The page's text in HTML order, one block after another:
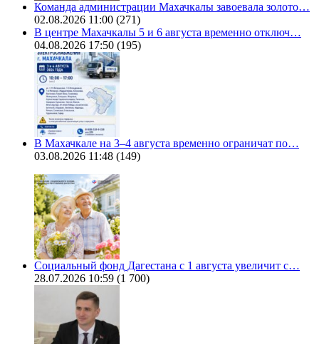
Команда администрации Махачкалы завоевала золото…
02.08.2026 11:00 (271)
В центре Махачкалы 5 и 6 августа временно отключ…
04.08.2026 17:50 (195)
В Махачкале на 3–4 августа временно ограничат по…
03.08.2026 11:48 (149)
Социальный фонд Дагестана с 1 августа увеличит с…
28.07.2026 10:59 (1 700)